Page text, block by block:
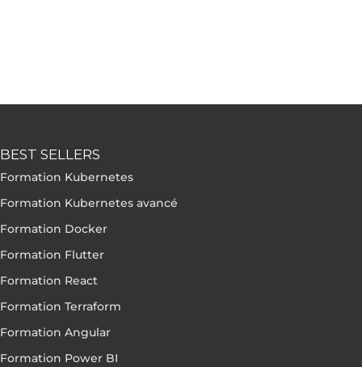
BEST SELLERS
Formation Kubernetes
Formation Kubernetes avancé
Formation Docker
Formation Flutter
Formation React
Formation Terraform
Formation Angular
Formation Power BI